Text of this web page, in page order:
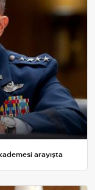
arayışta